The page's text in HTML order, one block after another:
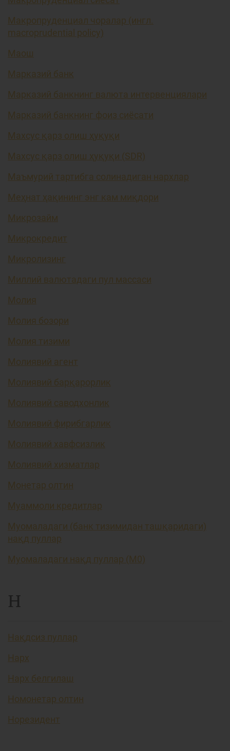
Макропруденциал чоралар (ингл.
macroprudential policy)
Маош
Марказий банк
Марказий банкнинг валюта интервенциялари
Марказий банкнинг фоиз сиёсати
Махсус қарз олиш ҳуқуқи
Махсус қарз олиш ҳуқуқи (SDR)
Маъмурий тартибга солинадиган нархлар
Меҳнат ҳақининг энг кам миқдори
Микрозайм
Микрокредит
Микролизинг
Миллий валютадаги пул массаси
Молия
Молия бозори
Молия тизими
Молиявий агент
Молиявий барқарорлик
Молиявий саводхонлик
Молиявий фирибгарлик
Молиявий хавфсизлик
Молиявий хизматлар
Монетар олтин
Муаммоли кредитлар
Муомаладаги (банк тизимидан ташқаридаги)
нақд пуллар
Муомаладаги нақд пуллар (М0)
Н
Нақдсиз пуллар
Нарх
Нарх белгилаш
Номонетар олтин
Норезидент